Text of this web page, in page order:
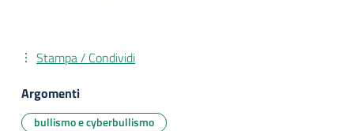
Stampa / Condividi
Argomenti
bullismo e cyberbullismo